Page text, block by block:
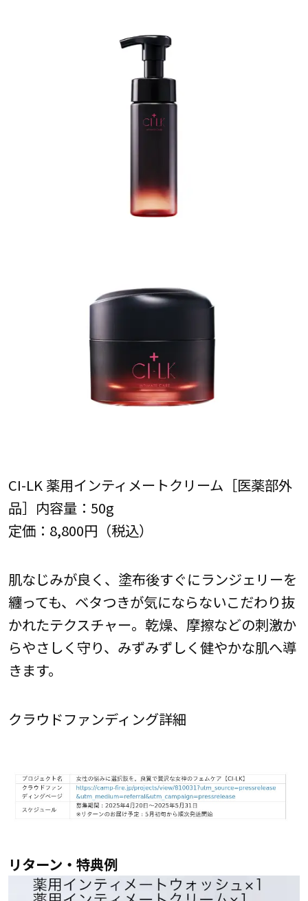
CI-LK 薬用インティメートクリーム［医薬部外
品］内容量：50g
定価：8,800円（税込）
肌なじみが良く、塗布後すぐにランジェリーを
纏っても、ベタつきが気にならないこだわり抜
かれたテクスチャー。乾燥、摩擦などの刺激か
らやさしく守り、みずみずしく健やかな肌へ導
きます。
クラウドファンディング詳細
リターン・特典例